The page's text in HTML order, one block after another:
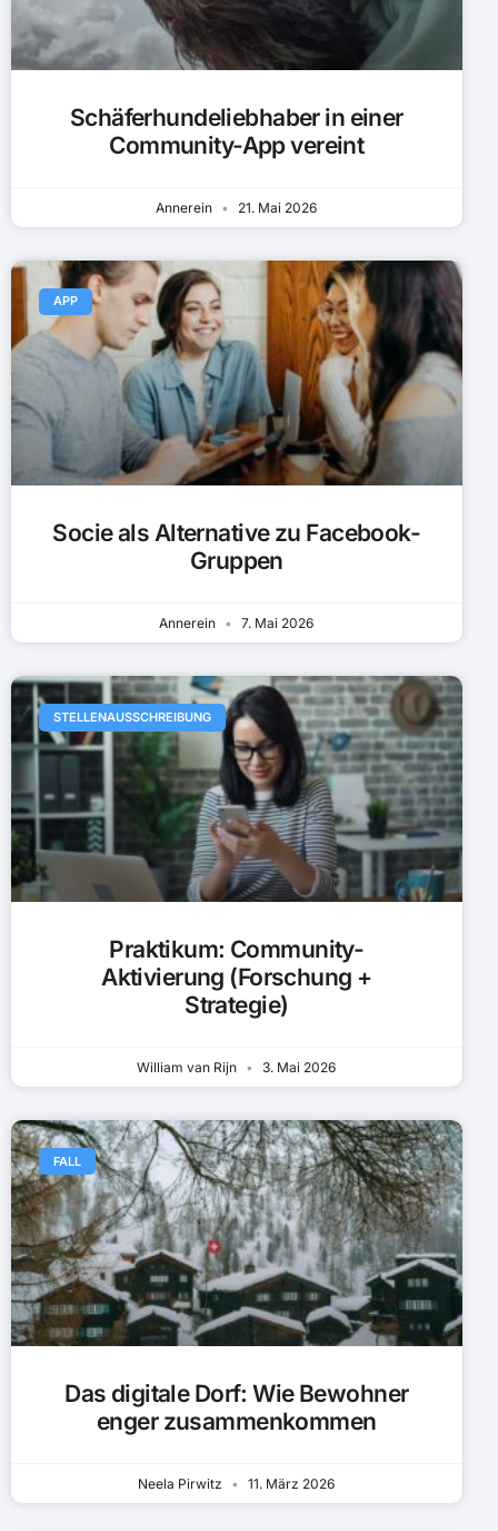
Schäferhundeliebhaber in einer
Community-App vereint
Annerein 21. Mai 2026
APP
Socie als Alternative zu Facebook-
Gruppen
Annerein 7. Mai 2026
STELLENAUSSCHREIBUNG
Praktikum: Community-
Aktivierung (Forschung +
Strategie)
William van Rijn 3. Mai 2026
FALL
Das digitale Dorf: Wie Bewohner
enger zusammenkommen
Neela Pirwitz 11. März 2026